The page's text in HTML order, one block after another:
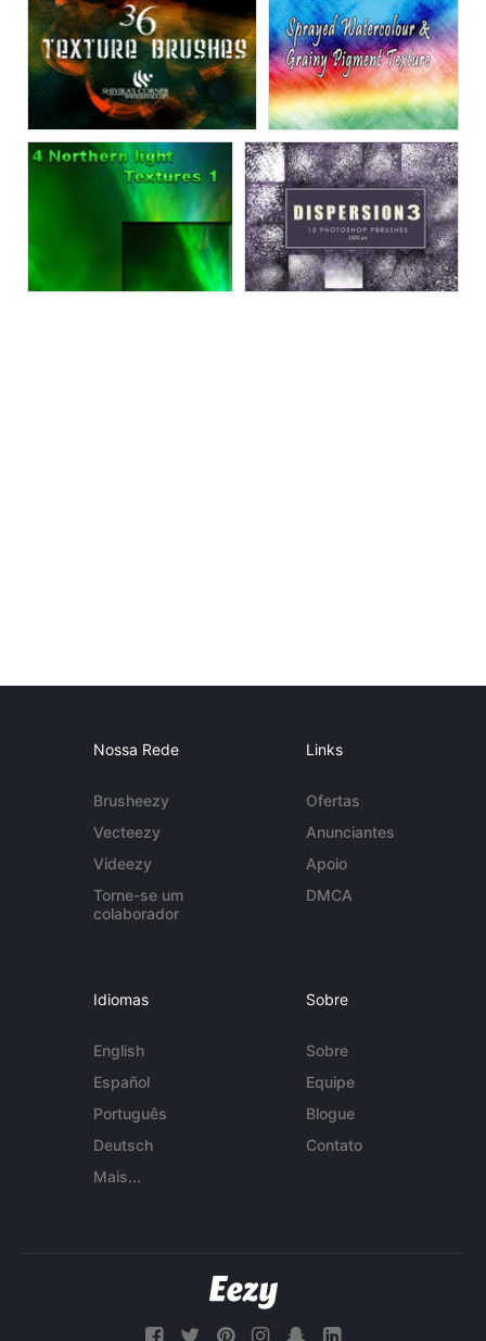
Nossa Rede
Brusheezy
Vecteezy
Videezy
Torne-se um
colaborador
Links
Ofertas
Anunciantes
Apoio
DMCA
Idiomas
English
Español
Português
Deutsch
Mais...
Sobre
Sobre
Equipe
Blogue
Contato